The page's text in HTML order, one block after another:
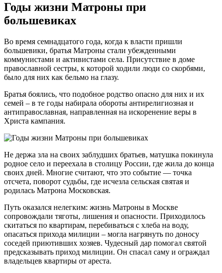
Годы жизни Матроны при
большевиках
Во время семнадцатого года, когда к власти пришли
большевики, братья Матроны стали убежденными
коммунистами и активистами села. Присутствие в доме
православной сестры, к которой ходили люди со скорбями,
было для них как бельмо на глазу.
Братья боялись, что подобное родство опасно для них и их
семей – в те годы набирала обороты антирелигиозная и
антиправославная, направленная на искоренение веры в
Христа кампания.
Не держа зла на своих заблудших братьев, матушка покинула
родное село и переехала в столицу России, где жила до конца
своих дней. Многие считают, что это событие — точка
отсчета, поворот судьбы, где исчезла сельская святая и
родилась Матрона Московская.
Путь оказался нелегким: жизнь Матроны в Москве
сопровождали тяготы, лишения и опасности. Приходилось
скитаться по квартирам, перебиваться с хлеба на воду,
опасаться прихода милиции – могла нагрянуть по доносу
соседей приютивших хозяев. Чудесный дар помогал святой
предсказывать приход милиции. Он спасал саму и ограждал
владельцев квартиры от ареста.